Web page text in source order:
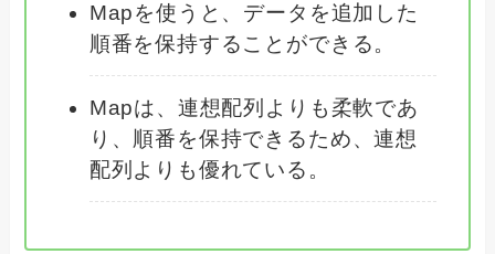
Mapを使うと、データを追加した
順番を保持することができる。
Mapは、連想配列よりも柔軟であ
り、順番を保持できるため、連想
配列よりも優れている。